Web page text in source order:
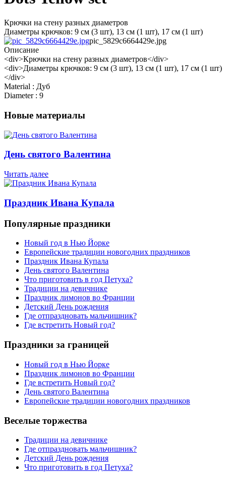
Крючки на стену разных диаметров
Диаметры крючков: 9 см (3 шт), 13 см (1 шт), 17 см (1 шт)
pic_5829c6664429e.jpg
Описание
<div>Крючки на стену разных диаметров</div>
<div>Диаметры крючков: 9 см (3 шт), 13 см (1 шт), 17 см (1 шт)
</div>
Material : Дуб
Diameter : 9
Новые материалы
День святого Валентина
Читать далее
Праздник Ивана Купала
Популярные праздники
Новый год в Нью Йорке
Европейские традиции новогодних праздников
Праздник Ивана Купала
День святого Валентина
Что приготовить в год Петуха?
Традиции на девичнике
Праздник лимонов во Франции
Детский День рождения
Где отпраздновать мальчишник?
Где встретить Новый год?
Праздники за границей
Новый год в Нью Йорке
Праздник лимонов во Франции
Где встретить Новый год?
День святого Валентина
Европейские традиции новогодних праздников
Веселые торжества
Традиции на девичнике
Где отпраздновать мальчишник?
Детский День рождения
Что приготовить в год Петуха?